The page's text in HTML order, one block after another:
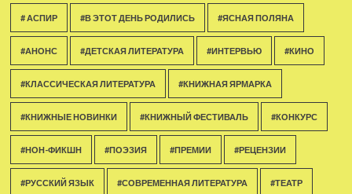
# АСПИР #В ЭТОТ ДЕНЬ РОДИЛИСЬ #ЯСНАЯ ПОЛЯНА
#АНОНС #ДЕТСКАЯ ЛИТЕРАТУРА #ИНТЕРВЬЮ #КИНО
#КЛАССИЧЕСКАЯ ЛИТЕРАТУРА #КНИЖНАЯ ЯРМАРКА
#КНИЖНЫЕ НОВИНКИ #КНИЖНЫЙ ФЕСТИВАЛЬ #КОНКУРС
#НОН-ФИКШН #ПОЭЗИЯ #ПРЕМИИ #РЕЦЕНЗИИ
#РУССКИЙ ЯЗЫК #СОВРЕМЕННАЯ ЛИТЕРАТУРА #ТЕАТР